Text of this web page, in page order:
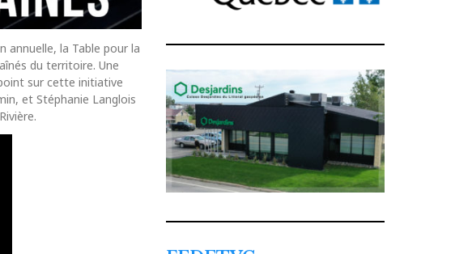
annuelle, la Table pour la
du territoire. Une
sur cette initiative
et Stéphanie Langlois